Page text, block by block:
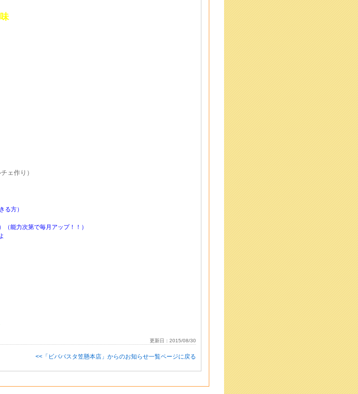
ェ作り）
る方）
能力次第で毎月アップ！！）
更新日：2015/08/30
<<「ビバパスタ笠懸本店」からのお知らせ一覧ページに戻る